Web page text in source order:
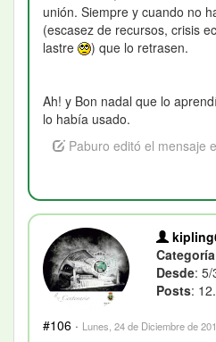
unión. Siempre y cuando no
(escasez de recursos, crisis
lastre
) que lo retrasen.
Ah! y Bon nadal que lo
lo había usado.
Paburo editó el mensaje
Categoría
Desde: 5/
Posts:
#106 · Lunes, 24 de Diciembre de